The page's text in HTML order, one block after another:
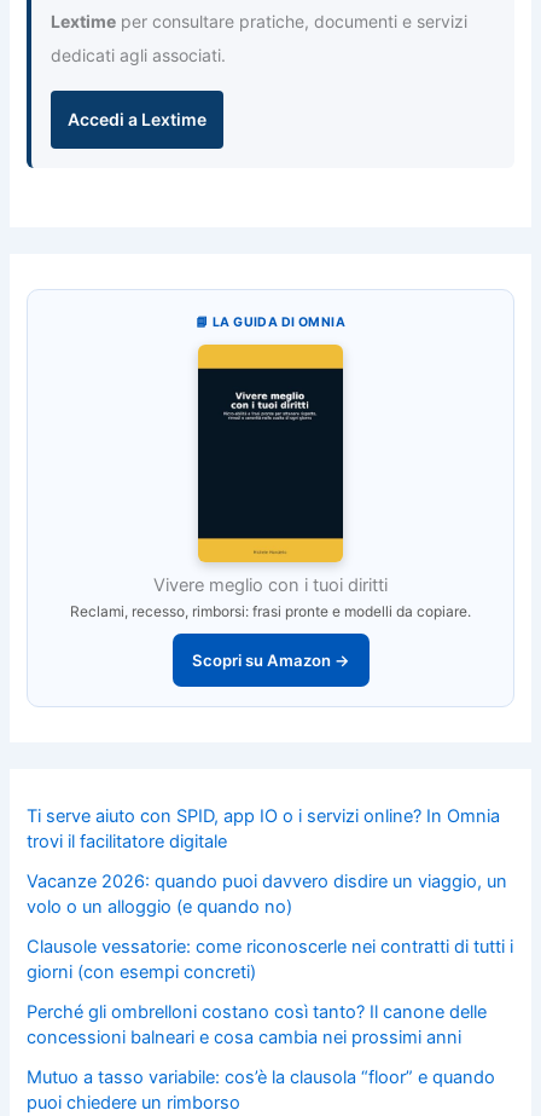
Lextime per consultare pratiche, documenti e servizi
dedicati agli associati.
Accedi a Lextime
📘 LA GUIDA DI OMNIA
Vivere meglio con i tuoi diritti
Reclami, recesso, rimborsi: frasi pronte e modelli da copiare.
Scopri su Amazon →
Ti serve aiuto con SPID, app IO o i servizi online? In Omnia
trovi il facilitatore digitale
Vacanze 2026: quando puoi davvero disdire un viaggio, un
volo o un alloggio (e quando no)
Clausole vessatorie: come riconoscerle nei contratti di tutti i
giorni (con esempi concreti)
Perché gli ombrelloni costano così tanto? Il canone delle
concessioni balneari e cosa cambia nei prossimi anni
Mutuo a tasso variabile: cos’è la clausola “floor” e quando
puoi chiedere un rimborso